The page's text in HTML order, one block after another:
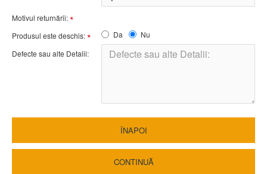
Motivul returnării:
Produsul este deschis:
Da
Nu
Defecte sau alte Detalii:
ÎNAPOI
CONTINUĂ